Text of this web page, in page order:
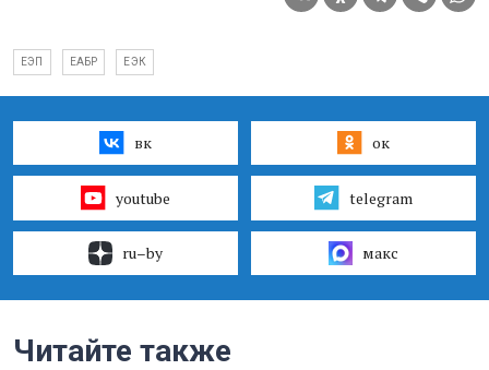
ЕЭП ЕАБР ЕЭК
вк ок
youtube telegram
ru–by макс
Читайте также